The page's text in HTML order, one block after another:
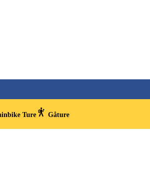
Ture Gåture